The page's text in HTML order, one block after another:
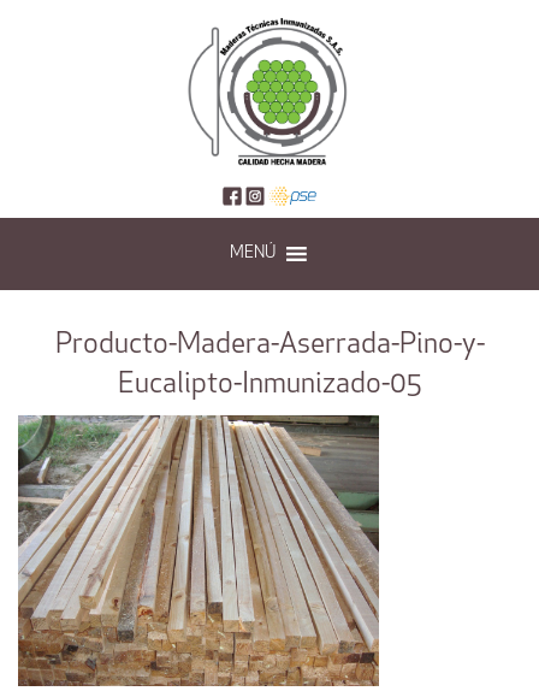
MENÚ
Producto-Madera-Aserrada-Pino-y-
Eucalipto-Inmunizado-05